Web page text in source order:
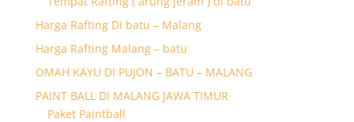
Harga Rafting Di batu – Malang
Harga Rafting Malang – batu
OMAH KAYU DI PUJON – BATU – MALANG
PAINT BALL DI MALANG JAWA TIMUR
Paket Paintball